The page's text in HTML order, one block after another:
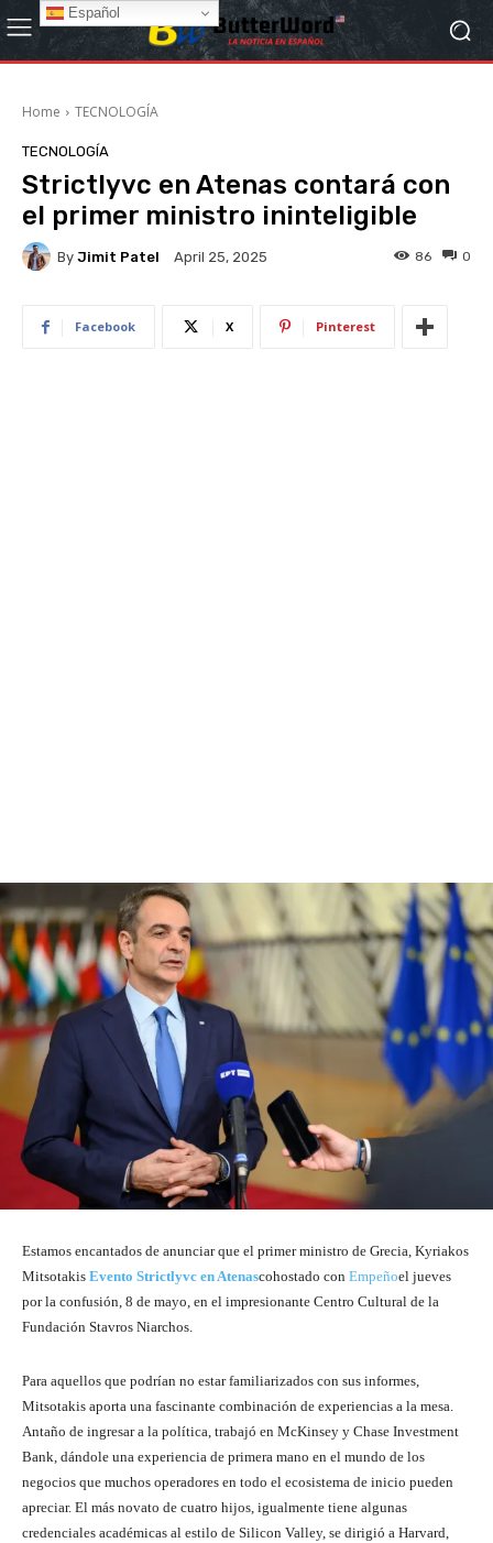
Home TECNOLOGÍA
TECNOLOGÍA
Strictlyvc en Atenas contará con
el primer ministro ininteligible
By Jimit Patel April 25, 2025 0
86
Facebook X Pinterest
Estamos encantados de anunciar que el primer ministro de Grecia, Kyriakos
Mitsotakis Evento Strictlyvc en Atenascohostado con Empeñoel jueves
por la confusión, 8 de mayo, en el impresionante Centro Cultural de la
Fundación Stavros Niarchos.
Para aquellos que podrían no estar familiarizados con sus informes,
Mitsotakis aporta una fascinante combinación de experiencias a la mesa.
Antaño de ingresar a la política, trabajó en McKinsey y Chase Investment
Bank, dándole una experiencia de primera mano en el mundo de los
negocios que muchos operadores en todo el ecosistema de inicio pueden
apreciar. El más novato de cuatro hijos, igualmente tiene algunas
credenciales académicas al estilo de Silicon Valley, se dirigió a Harvard,
Español